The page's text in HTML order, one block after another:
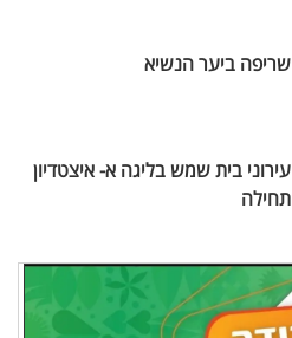
שריפה ביער הנשיא
עירוני בית שמש בליגה א- איצטדיון
תחילה